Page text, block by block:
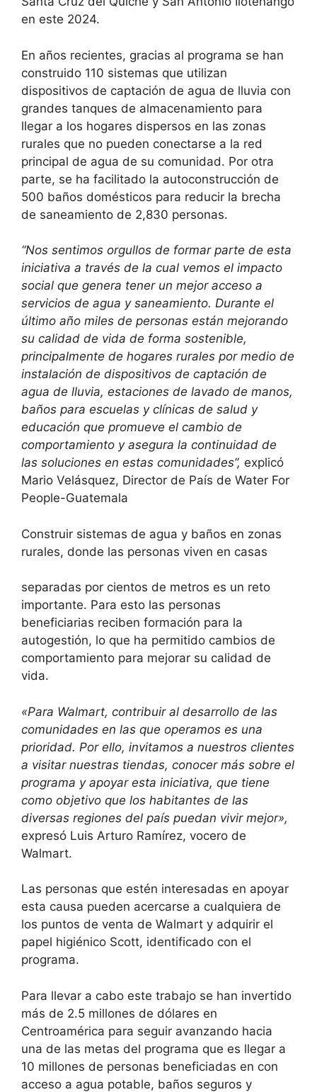
en este 2024.
En años recientes, gracias al programa se han
construido 110 sistemas que utilizan
dispositivos de captación de agua de lluvia con
grandes tanques de almacenamiento para
llegar a los hogares dispersos en las zonas
rurales que no pueden conectarse a la red
principal de agua de su comunidad. Por otra
parte, se ha facilitado la autoconstrucción de
500 baños domésticos para reducir la brecha
de saneamiento de 2,830 personas.
“Nos sentimos orgullos de formar parte de esta
iniciativa a través de la cual vemos el impacto
social que genera tener un mejor acceso a
servicios de agua y saneamiento. Durante el
último año miles de personas están mejorando
su calidad de vida de forma sostenible,
principalmente de hogares rurales por medio de
instalación de dispositivos de captación de
agua de lluvia, estaciones de lavado de manos,
baños para escuelas y clínicas de salud y
educación que promueve el cambio de
comportamiento y asegura la continuidad de
las soluciones en estas comunidades”, explicó
Mario Velásquez, Director de País de Water For
People-Guatemala
Construir sistemas de agua y baños en zonas
rurales, donde las personas viven en casas
separadas por cientos de metros es un reto
importante. Para esto las personas
beneficiarias reciben formación para la
autogestión, lo que ha permitido cambios de
comportamiento para mejorar su calidad de
vida.
«Para Walmart, contribuir al desarrollo de las
comunidades en las que operamos es una
prioridad. Por ello, invitamos a nuestros clientes
a visitar nuestras tiendas, conocer más sobre el
programa y apoyar esta iniciativa, que tiene
como objetivo que los habitantes de las
diversas regiones del país puedan vivir mejor»,
expresó Luis Arturo Ramírez, vocero de
Walmart.
Las personas que estén interesadas en apoyar
esta causa pueden acercarse a cualquiera de
los puntos de venta de Walmart y adquirir el
papel higiénico Scott, identificado con el
programa.
Para llevar a cabo este trabajo se han invertido
más de 2.5 millones de dólares en
Centroamérica para seguir avanzando hacia
una de las metas del programa que es llegar a
10 millones de personas beneficiadas en con
acceso a agua potable, baños seguros y